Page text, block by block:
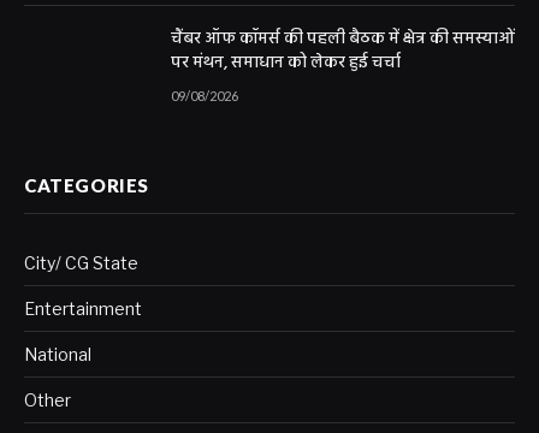
चैंबर ऑफ कॉमर्स की पहली बैठक में क्षेत्र की समस्याओं
पर मंथन, समाधान को लेकर हुई चर्चा
09/08/2026
CATEGORIES
City/ CG State
Entertainment
National
Other